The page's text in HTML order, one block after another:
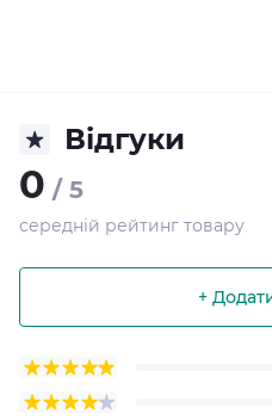
Відгуки
0 / 5
середній рейтинг товару
+